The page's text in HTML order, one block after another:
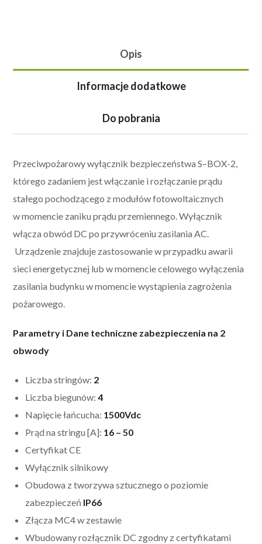
Opis
Informacje dodatkowe
Do pobrania
Przeciwpożarowy wyłącznik bezpieczeństwa S–BOX-2,
którego zadaniem jest włączanie i rozłączanie prądu
stałego pochodzącego z modułów fotowoltaicznych
w momencie zaniku prądu przemiennego. Wyłącznik
włącza obwód DC po przywróceniu zasilania AC.
Urządzenie znajduje zastosowanie w przypadku awarii
sieci energetycznej lub w momencie celowego wyłączenia
zasilania budynku w momencie wystąpienia zagrożenia
pożarowego.
Parametry i Dane techniczne zabezpieczenia na 2
obwody
Liczba stringów: 2
Liczba biegunów:4
Napięcie łańcucha: 1500Vdc
Prąd na stringu [A]: 16 – 50
Certyfikat CE
Wyłącznik silnikowy
Obudowa z tworzywa sztucznego o poziomie
zabezpieczeń IP66
Złącza MC4 w zestawie
Wbudowany rozłącznik DC zgodny z certyfikatami